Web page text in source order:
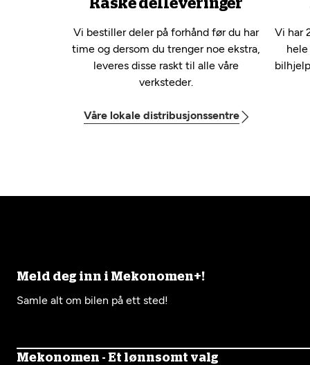
Raske delleveringer
Vi bestiller deler på forhånd før du har
time og dersom du trenger noe ekstra,
leveres disse raskt til alle våre
verksteder.
Våre lokale distribusjonssentre
Vi har
Meld deg inn i Mekonomen+!
Samle alt om bilen på ett sted!
Mekonomen - Et lønnsomt valg